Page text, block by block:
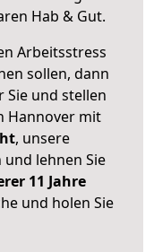
Hab & Gut.
Arbeitsstress
sollen, dann
und stellen
Hannover mit
, unsere
lehnen Sie
11 Jahre
und holen Sie